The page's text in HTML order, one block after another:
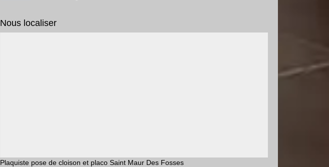
Nous localiser
Plaquiste pose de cloison et placo Saint Maur Des Fosses